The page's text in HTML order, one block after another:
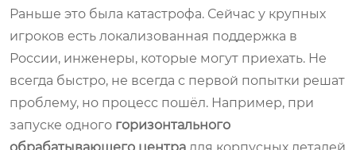
Раньше это была катастрофа. Сейчас у крупных
игроков есть локализованная поддержка в
России, инженеры, которые могут приехать. Не
всегда быстро, не всегда с первой попытки решат
проблему, но процесс пошёл. Например, при
запуске одного горизонтального